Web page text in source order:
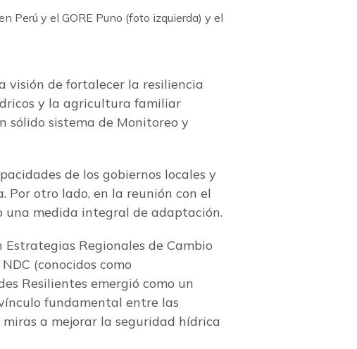
Perú y el GORE Puno (foto izquierda) y el
visión de fortalecer la resiliencia
y la agricultura familiar
sólido sistema de Monitoreo y
de los gobiernos locales y
Por otro lado, en la reunión con el
una medida integral de adaptación.
Regionales de Cambio
(conocidos como
Resilientes emergió como un
fundamental entre las
a mejorar la seguridad hídrica